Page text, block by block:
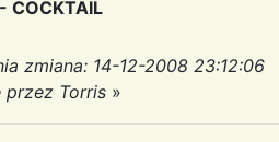
COCKTAIL
zmiana: 14-12-2008 23:12:06
przez Torris »